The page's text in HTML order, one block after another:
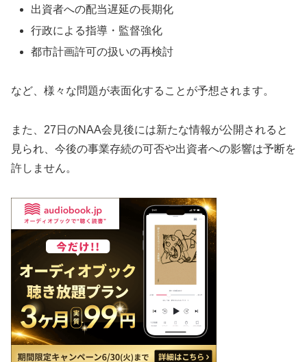
出資者への配当遅延の長期化
行政による指導・監督強化
都市計画許可の扱いの再検討
など、様々な問題が表面化することが予想されます。
また、27日のNAA会見後には新たな情報が公開されると
見られ、今後の事業存続の可否や出資者への影響は予断を
許しません。